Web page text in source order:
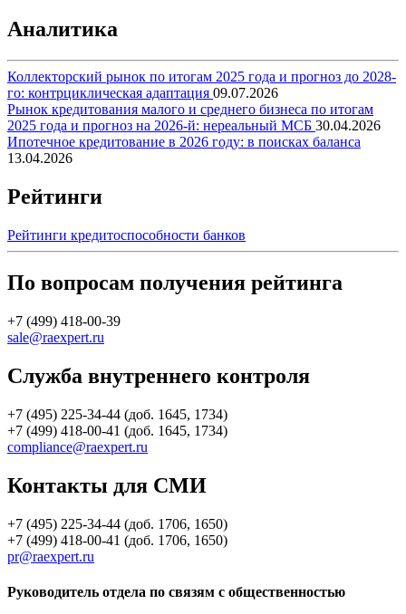
Аналитика
Коллекторский рынок по итогам 2025 года и прогноз до 2028-
го: контрциклическая адаптация 09.07.2026
Рынок кредитования малого и среднего бизнеса по итогам
2025 года и прогноз на 2026-й: нереальный МСБ 30.04.2026
Ипотечное кредитование в 2026 году: в поисках баланса
13.04.2026
Рейтинги
Рейтинги кредитоспособности банков
По вопросам получения рейтинга
+7 (499) 418-00-39
sale@raexpert.ru
Служба внутреннего контроля
+7 (495) 225-34-44 (доб. 1645, 1734)
+7 (499) 418-00-41 (доб. 1645, 1734)
compliance@raexpert.ru
Контакты для СМИ
+7 (495) 225-34-44 (доб. 1706, 1650)
+7 (499) 418-00-41 (доб. 1706, 1650)
pr@raexpert.ru
Руководитель отдела по связям с общественностью